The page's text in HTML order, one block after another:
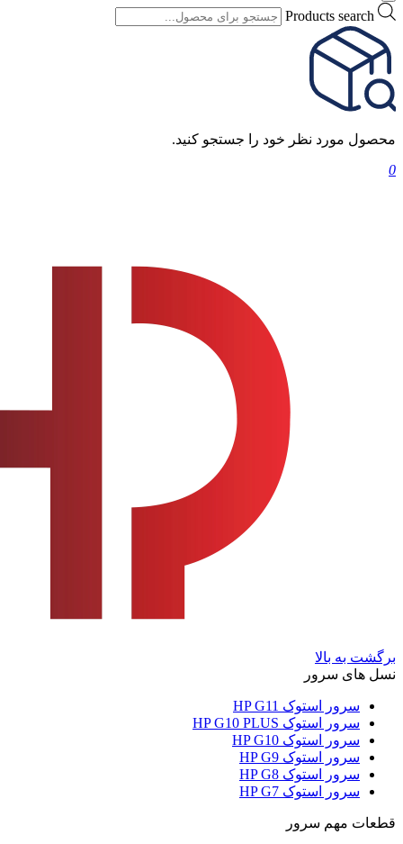
Products search
محصول مورد نظر خود را جستجو کنید.
0
برگشت به بالا
نسل های سرور
سرور استوک HP G11
سرور استوک HP G10 PLUS
سرور استوک HP G10
سرور استوک HP G9
سرور استوک HP G8
سرور استوک HP G7
قطعات مهم سرور